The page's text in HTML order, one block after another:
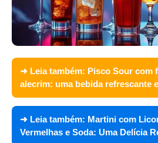
➜ Leia também: Pisco Sour com
alecrim: uma bebida refrescante
➜ Leia também: Martini com
Vermelhas e Soda: Uma Delícia